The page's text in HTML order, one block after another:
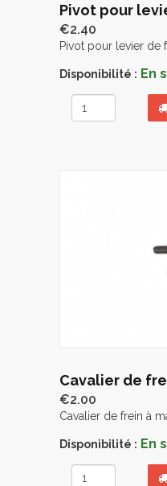
Pivot pour
€2.40
Pivot pour levier de
Disponibilité : En
Cavalier de
€2.00
Cavalier de frein à
Disponibilité : En